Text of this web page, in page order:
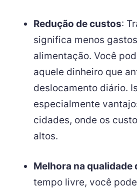
Redução de custos:
significa menos
alimentação. Você
aquele dinheiro que
deslocamento diário.
especialmente
cidades, onde os
altos.
Melhora na qualidade
tempo livre, você